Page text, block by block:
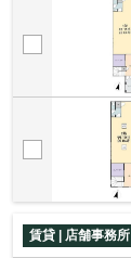
賃貸 | 店舗事務所